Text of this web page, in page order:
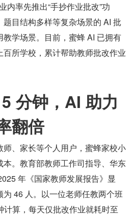
内率先推出“手抄作业批改”功
目结构多样等复杂场景的 AI 批
学场景。目前，蜜蜂 AI 已拥有
所学校，累计帮助教师批改作业
分钟，AI 助力
翻倍
、家长等个人用户，蜜蜂家校小
。教育部教师工作司指导、华东
年《国家教师发展报告》显
46 人。以一位老师任教两个班
算，每天仅批改作业就耗时至